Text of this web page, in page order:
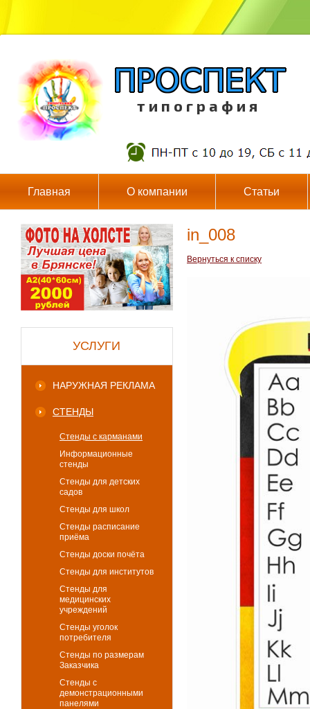
т и п о г р а ф и я
Главная О компании Статьи
УСЛУГИ
НАРУЖНАЯ РЕКЛАМА
СТЕНДЫ
Стенды с карманами
Информационные
стенды
Стенды для детских
садов
Стенды для школ
Стенды расписание
приёма
Стенды доски почёта
Стенды для институтов
Стенды для
медицинских
учреждений
Стенды уголок
потребителя
Стенды по размерам
Заказчика
Стенды с
демонстрационными
панелями
in_008
Вернуться к списку